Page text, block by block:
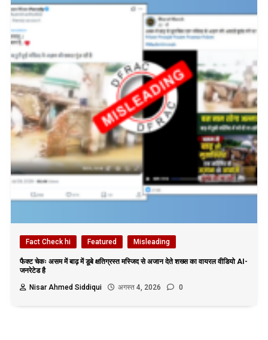
Fact Check hi Featured Misleading
फैक्ट चेकः असम में बाढ़ में डूबे क्षतिग्रस्त मस्जिद से अजान देते शख्स का वायरल वीडियो AI-
जनरेटेड है
Nisar Ahmed Siddiqui
अगस्त 4, 2026 0